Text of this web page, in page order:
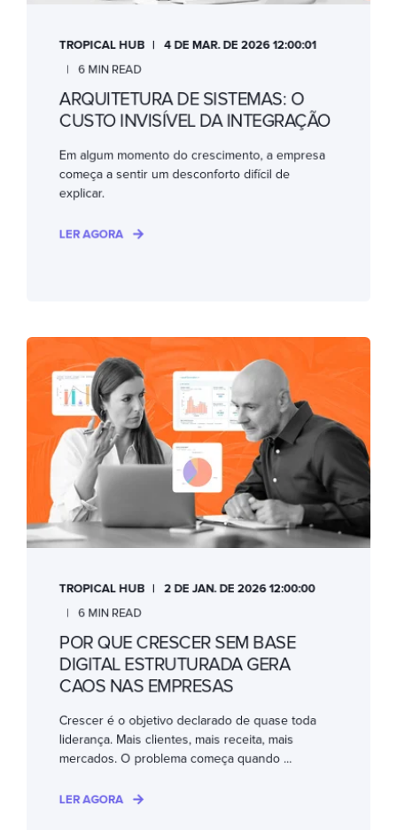
TROPICAL HUB
4 DE MAR. DE 2026 12:00:01
6 MIN READ
ARQUITETURA DE SISTEMAS: O
CUSTO INVISÍVEL DA INTEGRAÇÃO
Em algum momento do crescimento, a empresa
começa a sentir um desconforto difícil de
explicar.
LER AGORA
TROPICAL HUB
2 DE JAN. DE 2026 12:00:00
6 MIN READ
POR QUE CRESCER SEM BASE
DIGITAL ESTRUTURADA GERA
CAOS NAS EMPRESAS
Crescer é o objetivo declarado de quase toda
liderança. Mais clientes, mais receita, mais
mercados. O problema começa quando ...
LER AGORA